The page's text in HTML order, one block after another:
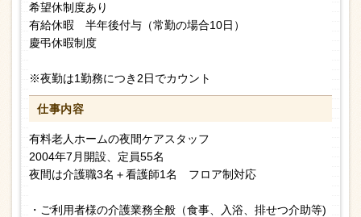
希望休制度あり
有給休暇 半年後付与（常勤の場合10日）
慶弔休暇制度
※夜勤は1勤務につき2日でカウント
仕事内容
有料老人ホームの夜間ケアスタッフ
2004年7月開設、定員55名
夜間は介護職3名＋看護師1名 フロア制対応
・ご利用者様の介護業務全般（食事、入浴、排せつ介助等)